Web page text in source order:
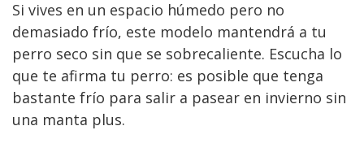
Si vives en un espacio húmedo pero no
demasiado frío, este modelo mantendrá a tu
perro seco sin que se sobrecaliente. Escucha lo
que te afirma tu perro: es posible que tenga
bastante frío para salir a pasear en invierno sin
una manta plus.